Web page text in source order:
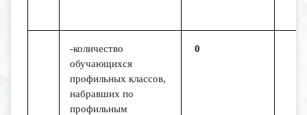
-количество
обучающихся
профильных классов,
набравших по
профильным
0